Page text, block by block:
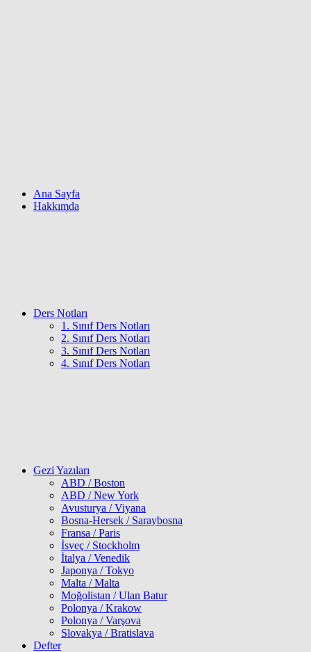
Ana Sayfa
Hakkımda
Ders Notları
1. Sınıf Ders Notları
2. Sınıf Ders Notları
3. Sınıf Ders Notları
4. Sınıf Ders Notları
Gezi Yazıları
ABD / Boston
ABD / New York
Avusturya / Viyana
Bosna-Hersek / Saraybosna
Fransa / Paris
İsveç / Stockholm
İtalya / Venedik
Japonya / Tokyo
Malta / Malta
Moğolistan / Ulan Batur
Polonya / Krakow
Polonya / Varşova
Slovakya / Bratislava
Defter